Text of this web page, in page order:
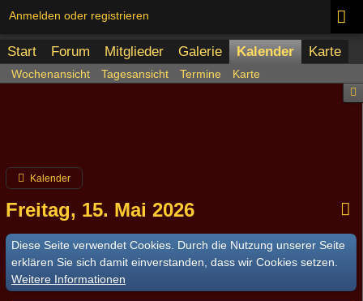
Anmelden oder registrieren
Start Forum Mitglieder Galerie Kalender Karte
Wochenansicht Tagesansicht Termine Karte
Kalender
Freitag, 15. Mai 2026
Diese Seite verwendet Cookies. Durch die Nutzung unserer Seite
erklären Sie sich damit einverstanden, dass wir Cookies setzen.
Weitere Informationen